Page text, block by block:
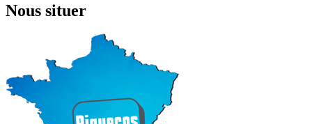
Nous situer